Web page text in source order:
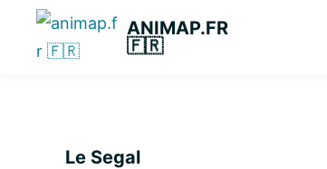
Passer
Passer
Passer
principale
ANIMAP.FR
🇫🇷
Le Segal